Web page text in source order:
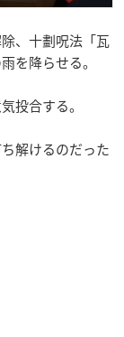
、十劃呪法「瓦
を降らせる。
投合する。
解けるのだった